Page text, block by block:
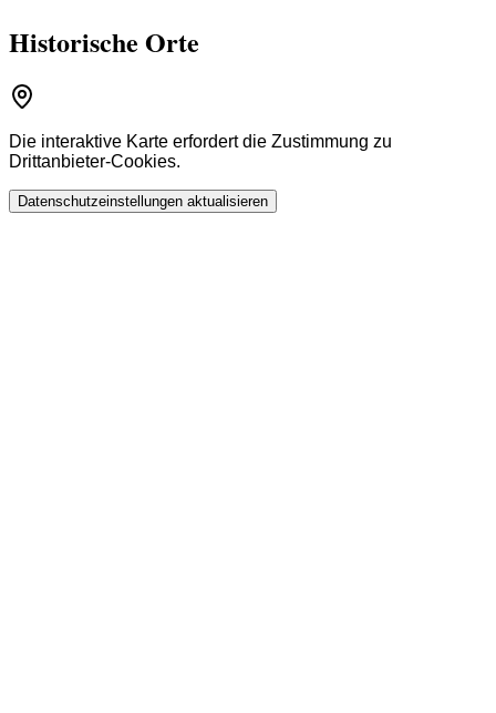
Historische Orte
Die interaktive Karte erfordert die Zustimmung zu
Drittanbieter-Cookies.
Datenschutzeinstellungen aktualisieren